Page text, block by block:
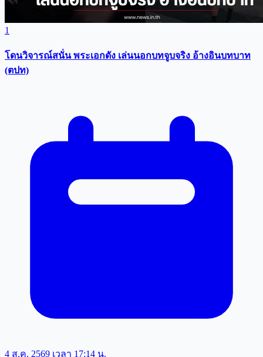
1
โดนวิจารณ์สนั่น พระเอกดัง เล่นนอกบทจูบจริง อ้างอินบทบาท
(ตปท)
4 ส.ค. 2569 เวลา 17:14 น.